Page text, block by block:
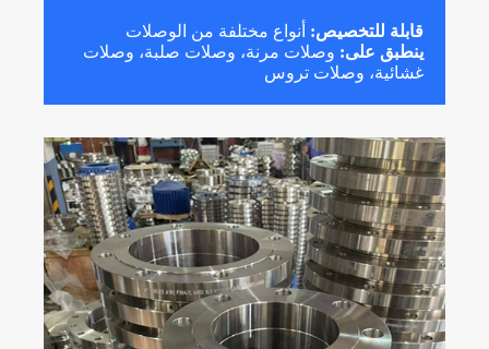
قابلة للتخصيص: أنواع مختلفة من الوصلات
ينطبق على: وصلات مرنة، وصلات صلبة، وصلات
غشائية، وصلات تروس